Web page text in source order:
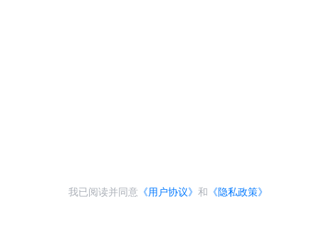
我已阅读并同意 《用户协议》和 《隐私政策》